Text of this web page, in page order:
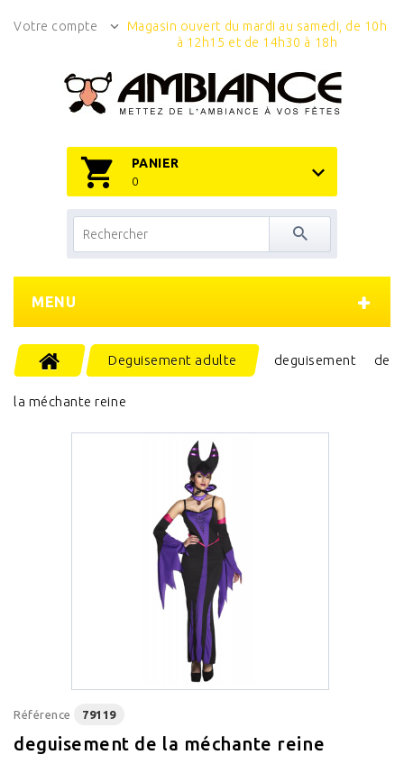
Votre compte
Magasin ouvert du mardi au samedi, de 10h
à 12h15 et de 14h30 à 18h
PANIER
0
MENU
Deguisement adulte deguisement de
la méchante reine
Référence 79119
deguisement de la méchante reine